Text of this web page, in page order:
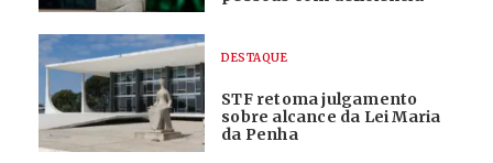
DESTAQUE
STF retoma julgamento
sobre alcance da Lei Maria
da Penha